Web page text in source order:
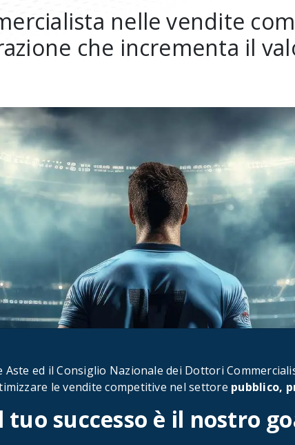
nelle vendite
che incrementa il
ed il Consiglio Nazionale dei Dottori
le vendite competitive nel settore pubblico,
tuo successo è il nostro